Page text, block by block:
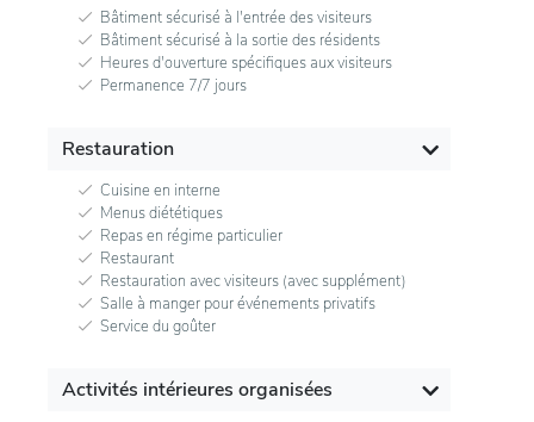
Bâtiment sécurisé à l'entrée des visiteurs
Bâtiment sécurisé à la sortie des résidents
Heures d'ouverture spécifiques aux visiteurs
Permanence 7/7 jours
Restauration
Cuisine en interne
Menus diététiques
Repas en régime particulier
Restaurant
Restauration avec visiteurs (avec supplément)
Salle à manger pour événements privatifs
Service du goûter
Activités intérieures organisées